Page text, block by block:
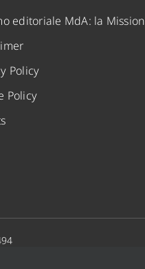
editoriale MdA: la Mission
Policy
Policy